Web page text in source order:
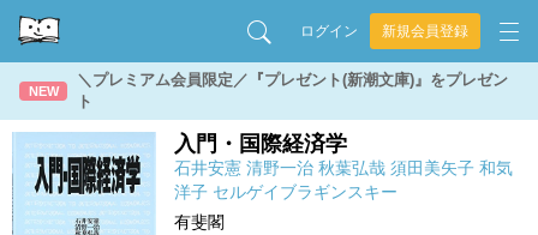
ログイン 新規会員登録
NEW
＼プレミアム会員限定／『プレゼント(新潮文庫)』をプレゼン
ト
入門・国際経済学
石井安憲 清野一治 秋葉弘哉 須田美矢子 和気
洋子 セルゲイブラギンスキー
有斐閣